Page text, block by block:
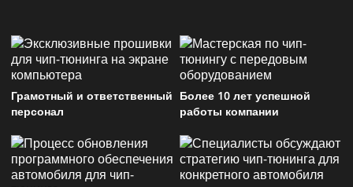
Грамотный и ответственный
персонал
Более 10 лет успешной
работы компании